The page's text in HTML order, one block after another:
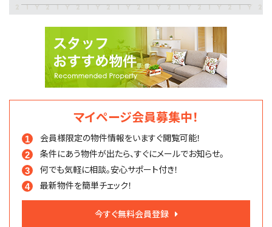
マイページ会員募集中！
会員様限定の物件情報をいますぐ閲覧可能！
条件にあう物件が出たら、すぐにメールでお知らせ。
何でも気軽に相談。安心サポート付き！
最新物件を簡単チェック！
今すぐ無料会員登録